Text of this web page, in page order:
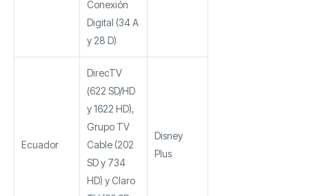
Conexión
Digital (34 A
y 28 D)
Ecuador
DirecTV
(622 SD/HD
y 1622 HD),
Grupo TV
Cable (202
SD y 734
HD) y Claro
Disney
Plus